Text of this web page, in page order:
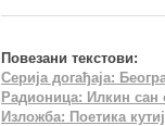
Повезани текстови:
Серија догађаја:
Радионица: Илкин сан
Изложба: Поетика